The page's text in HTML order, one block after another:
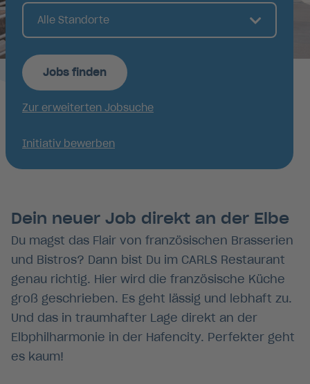
Alle Standorte
Jobs finden
Zur erweiterten Jobsuche
Initiativ bewerben
Dein neuer Job direkt an der Elbe
Du magst das Flair von französischen Brasserien
und Bistros? Dann bist Du im CARLS Restaurant
genau richtig. Hier wird die französische Küche
groß geschrieben. Es geht lässig und lebhaft zu.
Und das in traumhafter Lage direkt an der
Elbphilharmonie in der Hafencity. Perfekter geht
es kaum!
Position Roomservice
Sandra Buchmeier -